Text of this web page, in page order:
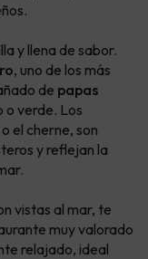
y llena de sabor.
, uno de los más
de papas
o verde. Los
el cherne, son
y reflejan la
vistas al mar, te
muy valorado
relajado, ideal